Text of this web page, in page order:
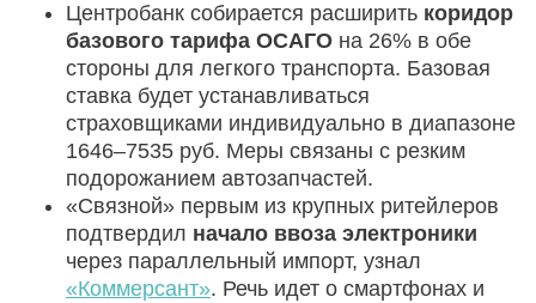
Центробанк собирается расширить коридор
базового тарифа ОСАГО на 26% в обе
стороны для легкого транспорта. Базовая
ставка будет устанавливаться
страховщиками индивидуально в диапазоне
1646–7535 руб. Меры связаны с резким
подорожанием автозапчастей.
«Связной» первым из крупных ритейлеров
подтвердил начало ввоза электроники
через параллельный импорт, узнал
«Коммерсант». Речь идет о смартфонах и